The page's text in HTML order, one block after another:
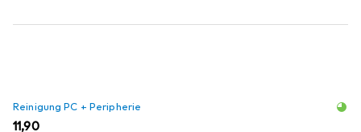
Reinigung PC + Peripherie
EUR
11,90